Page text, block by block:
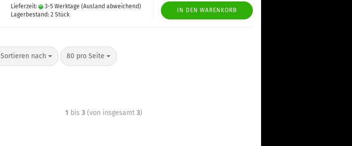
Lieferzeit: 3-5 Werktage (Ausland abweichend)
Lagerbestand: 2 Stück
IN DEN WARENKORB
Sortieren nach 80 pro Seite
1 bis3 (von insgesamt3)